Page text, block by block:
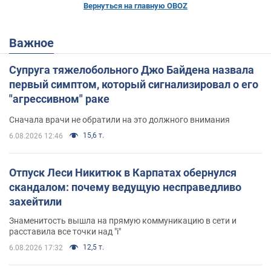
Вернуться на главную OBOZ
Важное
Супруга тяжелобольного Джо Байдена назвала
первый симптом, который сигнализировал о его
"агрессивном" раке
Сначала врачи не обратили на это должного внимания
6.08.2026 12:46 15,6 т.
Отпуск Леси Никитюк в Карпатах обернулся
скандалом: почему ведущую несправедливо
захейтили
Знаменитость вышла на прямую коммуникацию в сети и
расставила все точки над "i"
6.08.2026 17:32 12,5 т.